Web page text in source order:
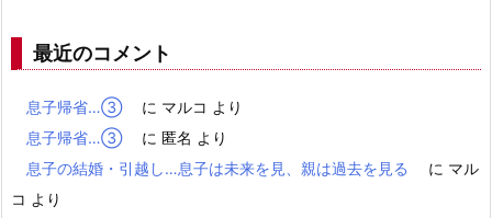
最近のコメント
息子帰省…③ に マルコ より
息子帰省…③
に 匿名 より
息子の結婚・引越し…息子は未来を見、親は過去を見る
に マル
コ より